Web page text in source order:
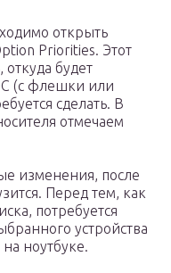
открыть
Priorities. Этот
откуда будет
(с флешки или
сделать. В
отмечаем
изменения, после
Перед тем, как
потребуется
устройства
ноутбуке.